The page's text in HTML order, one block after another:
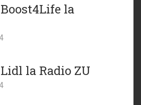
la
la Radio ZU